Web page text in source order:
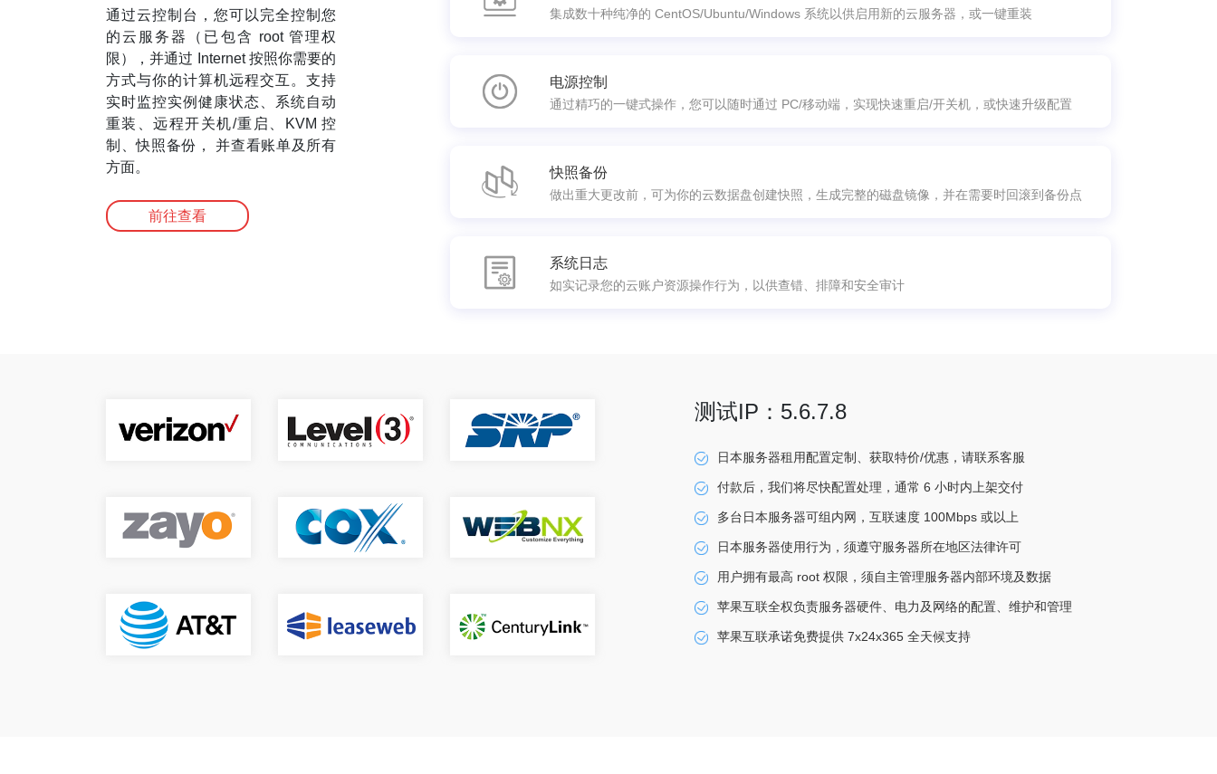
通过云控制台，您可以完全控制您
的云服务器（已包含 root 管理权
限），并通过 Internet 按照你需要的
方式与你的计算机远程交互。支持
实时监控实例健康状态、系统自动
重装、远程开关机/重启、KVM 控
制、快照备份， 并查看账单及所有
方面。
前往查看
集成数十种纯净的 CentOS/Ubuntu/Windows 系统以供启用新的云服务器，或一键重装
电源控制
通过精巧的一键式操作，您可以随时通过 PC/移动端，实现快速重启/开关机，或快速升级配置
快照备份
做出重大更改前，可为你的云数据盘创建快照，生成完整的磁盘镜像，并在需要时回滚到备份点
系统日志
如实记录您的云账户资源操作行为，以供查错、排障和安全审计
测试IP：5.6.7.8
日本服务器租用配置定制、获取特价/优惠，请联系客服
付款后，我们将尽快配置处理，通常 6 小时内上架交付
多台日本服务器可组内网，互联速度 100Mbps 或以上
日本服务器使用行为，须遵守服务器所在地区法律许可
用户拥有最高 root 权限，须自主管理服务器内部环境及数据
苹果互联全权负责服务器硬件、电力及网络的配置、维护和管理
苹果互联承诺免费提供 7x24x365 全天候支持